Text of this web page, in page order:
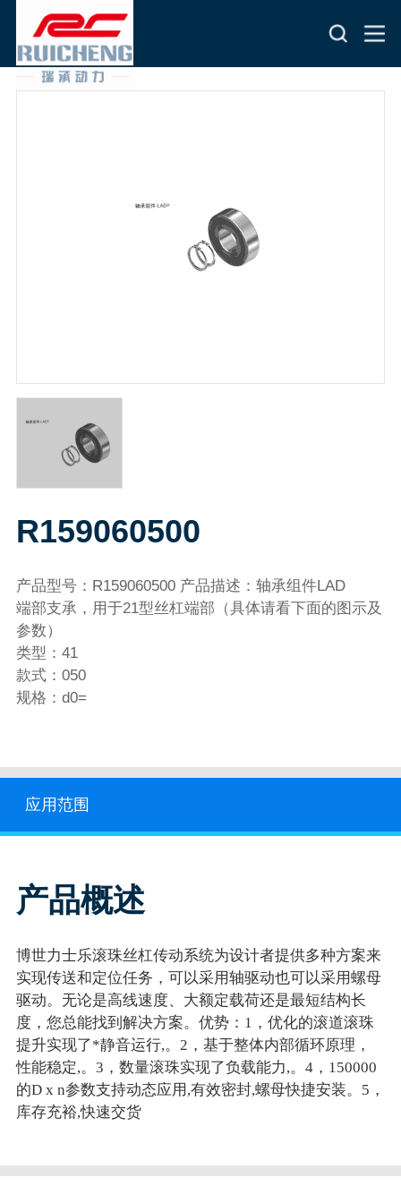
R159060500
产品型号：R159060500 产品描述：轴承组件LAD
端部支承，用于21型丝杠端部（具体请看下面的图示及
参数）
类型：41
款式：050
规格：d0=
应用范围
产品概述
博世力士乐滚珠丝杠传动系统为设计者提供多种方案来
实现传送和定位任务，可以采用轴驱动也可以采用螺母
驱动。无论是高线速度、大额定载荷还是最短结构长
度，您总能找到解决方案。优势：1，优化的滚道滚珠
提升实现了*静音运行,。2，基于整体内部循环原理，
性能稳定,。3，数量滚珠实现了负载能力,。4，150000
的D x n参数支持动态应用,有效密封,螺母快捷安装。5，
库存充裕,快速交货